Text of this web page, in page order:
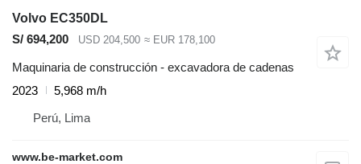
Volvo EC350DL
S/ 694,200
USD 204,500 ≈ EUR 178,100
Maquinaria de construcción - excavadora de cadenas
2023
5,968 m/h
Perú, Lima
www.be-market.com